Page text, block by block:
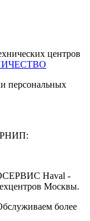
центров
персональных
Haval -
Москвы.
более